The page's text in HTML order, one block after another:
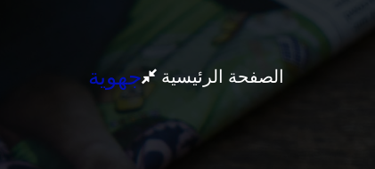
الصفحة الرئيسية جهوية